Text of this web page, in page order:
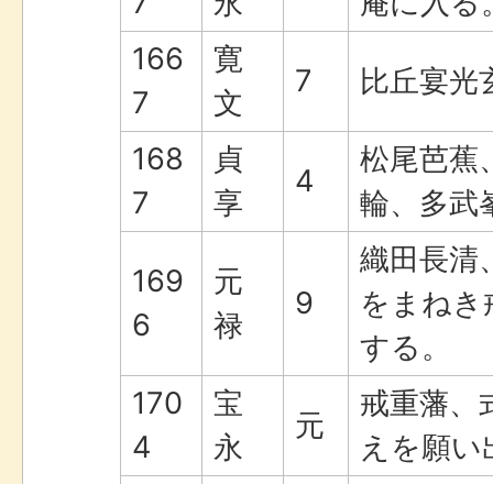
166
7
寛
文
7 比丘宴光
168
7
貞
享
4
松尾芭蕉
輪、多武
169
6
元
禄
9
織田長清
をまねき
する。
170
4
宝
永
元
戒重藩、
えを願い